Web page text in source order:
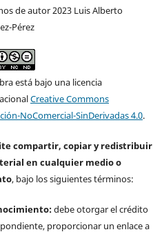
de autor 2023 Luis Alberto
Pérez
está bajo una licencia
Creative Commons
NoComercial-SinDerivadas 4.0.
compartir, copiar y redistribuir
en cualquier medio o
, bajo los siguientes términos:
debe otorgar el crédito
proporcionar un enlace a